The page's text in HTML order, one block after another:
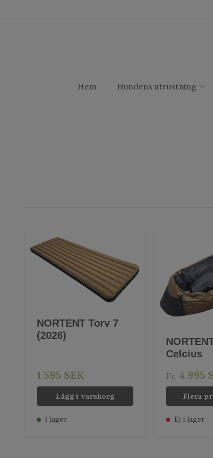
Hem Hundens utrustning
NORTENT Torv 7
(2026)
1 595 SEK
Lägg i varukorg
I lager
Celcius
Fr. 4 995
Flera
Ej i lager